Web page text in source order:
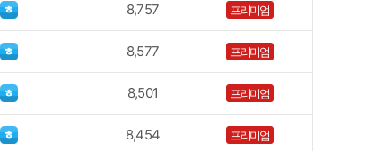
8,757 프리미엄
8,577 프리미엄
8,501 프리미엄
8,454 프리미엄